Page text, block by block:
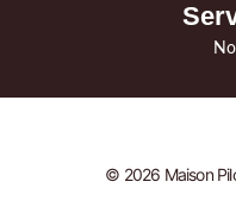
© 2026 Maison